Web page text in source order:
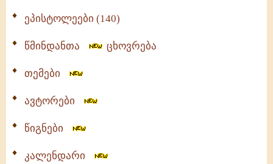
ეპისტოლეები (140)
წმინდანთა ცხოვრება
თემები
ავტორები
წიგნები
კალენდარი